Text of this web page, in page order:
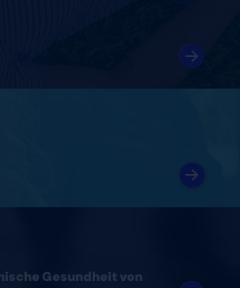
Gesundheit von